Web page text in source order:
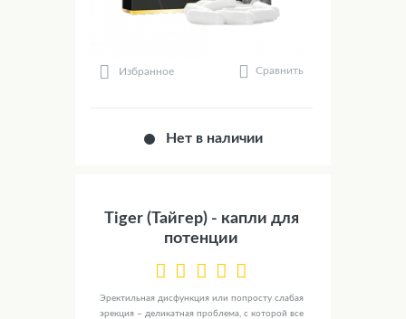
Избранное Сравнить
Нет в наличии
Tiger (Тайгер) - капли для
потенции
Эректильная дисфункция или попросту слабая
эрекция – деликатная проблема, с которой все